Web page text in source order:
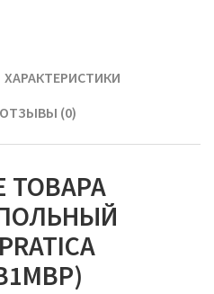
ХАРАКТЕРИСТИКИ
ОТЗЫВЫ (0)
ТОВАРА